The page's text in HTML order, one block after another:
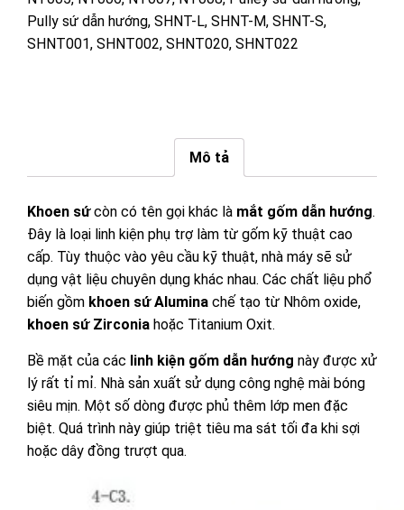
Pully sứ dẫn hướng, SHNT-L, SHNT-M, SHNT-S,
SHNT001, SHNT002, SHNT020, SHNT022
Mô tả
Khoen sứcòn có tên gọi khác là mắt gốm dẫn hướng.
Đây là loại linh kiện phụ trợ làm từ gốm kỹ thuật cao
cấp. Tùy thuộc vào yêu cầu kỹ thuật, nhà máy sẽ sử
dụng vật liệu chuyên dụng khác nhau. Các chất liệu phổ
biến gồm khoen sứ Alumina chế tạo từ Nhôm oxide,
khoen sứ Zirconia hoặc Titanium Oxit.
Bề mặt của các linh kiện gốm dẫn hướng này được xử
lý rất tỉ mỉ. Nhà sản xuất sử dụng công nghệ mài bóng
siêu mịn. Một số dòng được phủ thêm lớp men đặc
biệt. Quá trình này giúp triệt tiêu ma sát tối đa khi sợi
hoặc dây đồng trượt qua.